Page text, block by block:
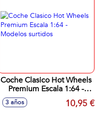
Coche Clasico Hot Wheels
Premium Escala 1:64 -
Modelos surtidos
3 años 10,95 €